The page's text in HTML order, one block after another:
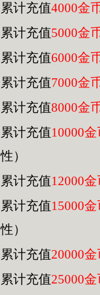
累计充值4000金
累计充值5000金
累计充值6000金
累计充值7000金
累计充值8000金
累计充值10000
性）
累计充值12000
累计充值15000
性）
累计充值20000
累计充值25000